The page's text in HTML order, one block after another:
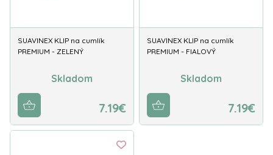
SUAVINEX KLIP na cumlík
PREMIUM - ZELENÝ
Skladom
7.19€
SUAVINEX KLIP na cumlík
PREMIUM - FIALOVÝ
Skladom
7.19€